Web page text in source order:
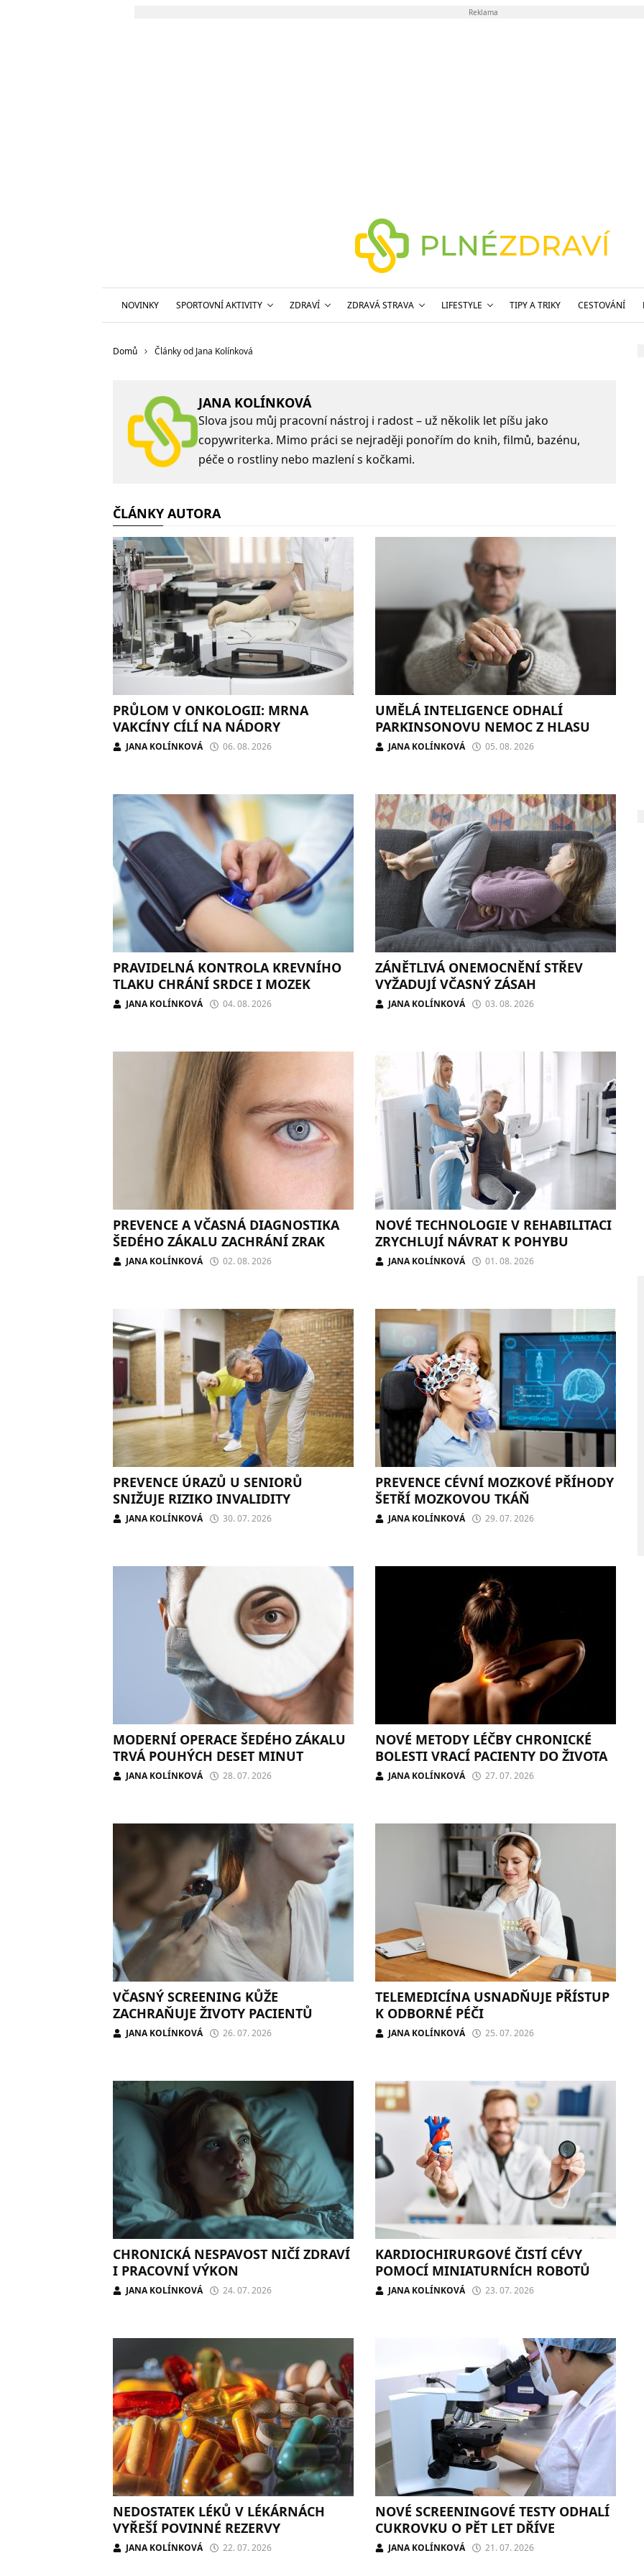
Reklama
NOVINKY SPORTOVNÍ AKTIVITY ZDRAVÍ ZDRAVÁ STRAVA LIFESTYLE TIPY A TRIKY CESTOVÁNÍ
Domů Články od Jana Kolínková
JANA KOLÍNKOVÁ
Slova jsou můj pracovní nástroj i radost – už několik let píšu jako
copywriterka. Mimo práci se nejraději ponořím do knih, filmů, bazénu,
péče o rostliny nebo mazlení s kočkami.
ČLÁNKY AUTORA
PRŮLOM V ONKOLOGII: MRNA
VAKCÍNY CÍLÍ NA NÁDORY
JANA KOLÍNKOVÁ 06. 08. 2026
UMĚLÁ INTELIGENCE ODHALÍ
PARKINSONOVU NEMOC Z HLASU
JANA KOLÍNKOVÁ 05. 08. 2026
PRAVIDELNÁ KONTROLA KREVNÍHO
TLAKU CHRÁNÍ SRDCE I MOZEK
JANA KOLÍNKOVÁ 04. 08. 2026
ZÁNĚTLIVÁ ONEMOCNĚNÍ STŘEV
VYŽADUJÍ VČASNÝ ZÁSAH
JANA KOLÍNKOVÁ 03. 08. 2026
PREVENCE A VČASNÁ DIAGNOSTIKA
ŠEDÉHO ZÁKALU ZACHRÁNÍ ZRAK
JANA KOLÍNKOVÁ 02. 08. 2026
NOVÉ TECHNOLOGIE V REHABILITACI
ZRYCHLUJÍ NÁVRAT K POHYBU
JANA KOLÍNKOVÁ 01. 08. 2026
PREVENCE ÚRAZŮ U SENIORŮ
SNIŽUJE RIZIKO INVALIDITY
JANA KOLÍNKOVÁ 30. 07. 2026
PREVENCE CÉVNÍ MOZKOVÉ PŘÍHODY
ŠETŘÍ MOZKOVOU TKÁŇ
JANA KOLÍNKOVÁ 29. 07. 2026
MODERNÍ OPERACE ŠEDÉHO ZÁKALU
TRVÁ POUHÝCH DESET MINUT
JANA KOLÍNKOVÁ 28. 07. 2026
NOVÉ METODY LÉČBY CHRONICKÉ
BOLESTI VRACÍ PACIENTY DO ŽIVOTA
JANA KOLÍNKOVÁ 27. 07. 2026
VČASNÝ SCREENING KŮŽE
ZACHRAŇUJE ŽIVOTY PACIENTŮ
JANA KOLÍNKOVÁ 26. 07. 2026
TELEMEDICÍNA USNADŇUJE PŘÍSTUP
K ODBORNÉ PÉČI
JANA KOLÍNKOVÁ 25. 07. 2026
CHRONICKÁ NESPAVOST NIČÍ ZDRAVÍ
I PRACOVNÍ VÝKON
JANA KOLÍNKOVÁ 24. 07. 2026
KARDIOCHIRURGOVÉ ČISTÍ CÉVY
POMOCÍ MINIATURNÍCH ROBOTŮ
JANA KOLÍNKOVÁ 23. 07. 2026
NEDOSTATEK LÉKŮ V LÉKÁRNÁCH
VYŘEŠÍ POVINNÉ REZERVY
JANA KOLÍNKOVÁ 22. 07. 2026
NOVÉ SCREENINGOVÉ TESTY ODHALÍ
CUKROVKU O PĚT LET DŘÍVE
JANA KOLÍNKOVÁ 21. 07. 2026